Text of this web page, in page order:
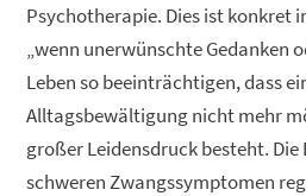
Psychotherapie. Dies ist konkret
„wenn unerwünschte Gedanken
Leben so beeinträchtigen, dass
Alltagsbewältigung nicht mehr
großer Leidensdruck besteht.
schweren Zwangssymptomen